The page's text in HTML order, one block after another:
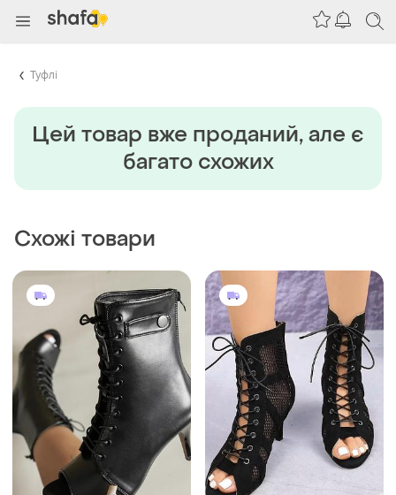
Туфлі
Цей товар вже проданий, але є
багато схожих
Схожі товари